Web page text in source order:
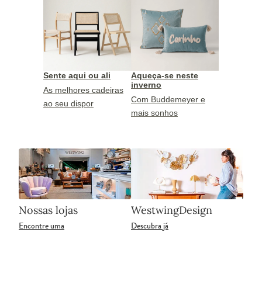
Sente aqui ou ali
As melhores cadeiras
ao seu dispor
Aqueça-se neste
inverno
Com Buddemeyer e
mais sonhos
Nossas lojas
Encontre uma
WestwingDesign
Descubra já